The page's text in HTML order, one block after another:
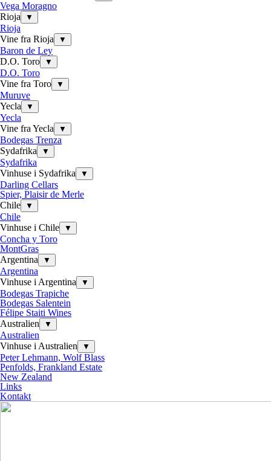
Vega Moragno
Rioja
▼
Rioja
Vine fra Rioja
▼
Baron de Ley
D.O. Toro
▼
D.O. Toro
Vine fra Toro
▼
Muruve
Yecla
▼
Yecla
Vine fra Yecla
▼
Bodegas Trenza
Sydafrika
▼
Sydafrika
Vinhuse i Sydafrika
▼
Darling Cellars
Spier, Plaisir de Merle
Chile
▼
Chile
Vinhuse i Chile
▼
Concha y Toro
MontGras
Argentina
▼
Argentina
Vinhuse i Argentina
▼
Bodegas Trapiche
Bodegas Salentein
Félipe Staiti Wines
Australien
▼
Australien
Vinhuse i Australien
▼
Peter Lehmann, Wolf Blass
Penfolds, Frankland Estate
New Zealand
Links
Kontakt